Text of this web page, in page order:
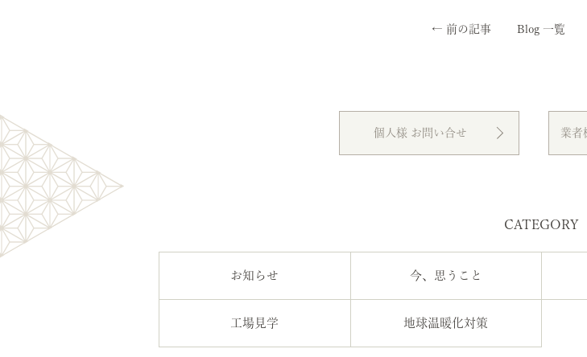
← 前の記事 Blog 一覧
個人様 お問い合せ 業者
CATEGORY
お知らせ 今、思うこと
工場見学 地球温暖化対策